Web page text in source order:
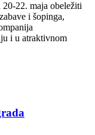
22. maja obeležiti
i šopinga,
i u atraktivnom